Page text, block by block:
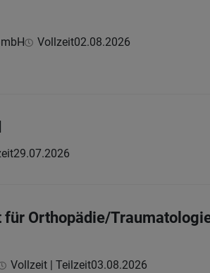
Vollzeit02.08.2026
29.07.2026
Orthopädie/
Vollzeit | Teilzeit03.08.2026